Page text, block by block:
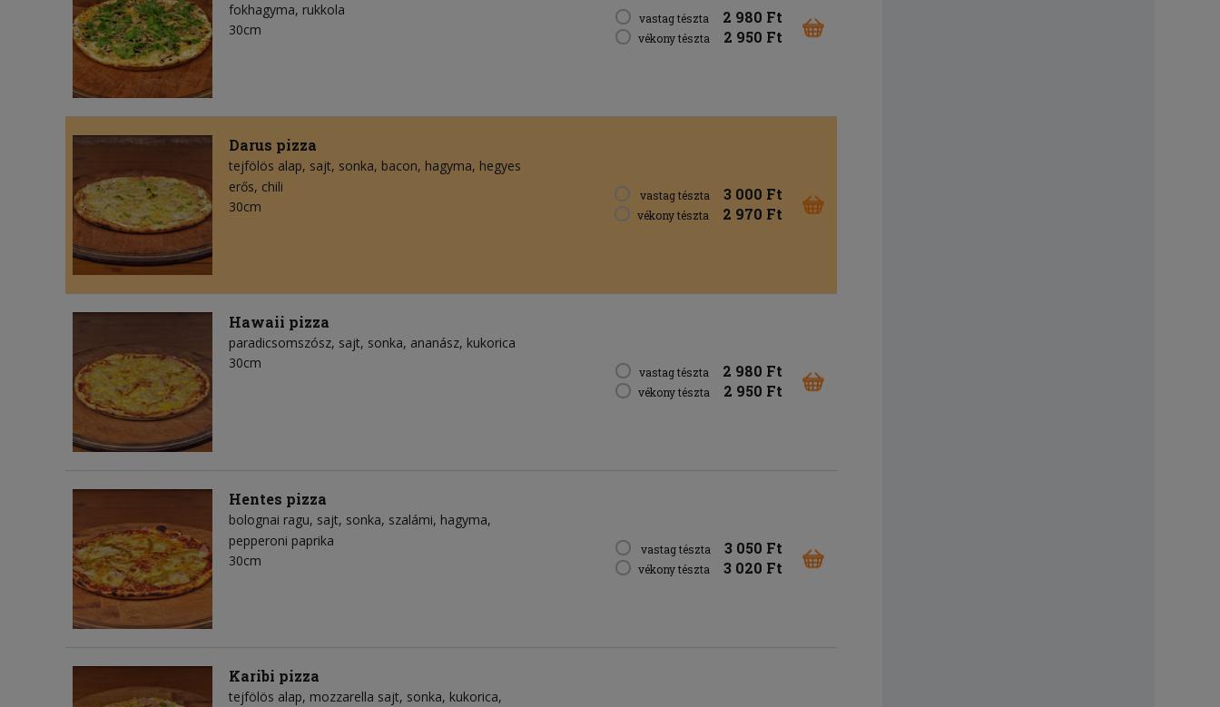
fokhagyma rukkola
30cm
vastag tészta 2 980 Ft
vékony tészta 2 950 Ft
Darus pizza
tejfölös alap sajt sonka bacon hagyma hegyes
erős chili
30cm
vastag tészta 3 000 Ft
vékony tészta 2 970 Ft
Hawaii pizza
paradicsomszósz sajt sonka ananász kukorica
30cm
vastag tészta 2 980 Ft
vékony tészta 2 950 Ft
Hentes pizza
bolognai ragu sajt sonka szalámi hagyma
pepperoni paprika
30cm
vastag tészta 3 050 Ft
vékony tészta 3 020 Ft
Karibi pizza
tejfölös alap mozzarella sajt sonka kukorica